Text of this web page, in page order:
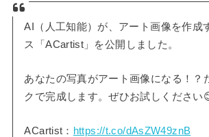
AI（人工知能）が、アート画像を作成
ス「ACartist」を公開しました。
あなたの写真がアート画像になる！？
クで完成します。ぜひお試しください
ACartist： https://t.co/dAsZW49znB